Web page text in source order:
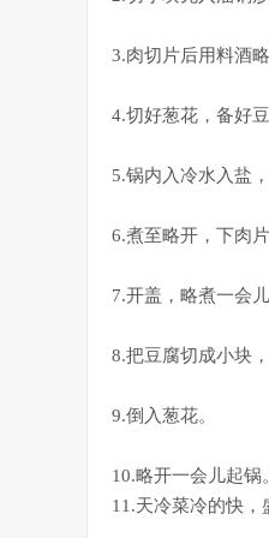
3.肉切片后用料酒
4.切好葱花，备好豆
5.锅内入冷水入盐
6.煮至略开，下肉片
7.开盖，略煮一会儿
8.把豆腐切成小块
9.倒入葱花。
10.略开一会儿起锅。
11.天冷菜冷的快